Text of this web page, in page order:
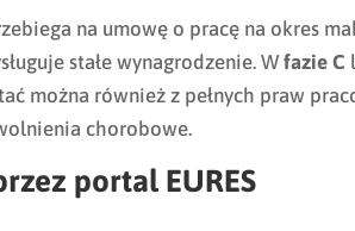
na umowę o pracę na okres
stałe wynagrodzenie. Wfazie C
można również z pełnych praw
chorobowe.
portal EURES